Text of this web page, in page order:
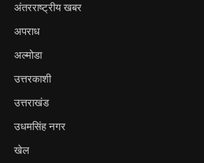
अंतरराष्ट्रीय खबर
अपराध
अल्मोडा
उत्तरकाशी
उत्तराखंड
उधमसिंह नगर
खेल